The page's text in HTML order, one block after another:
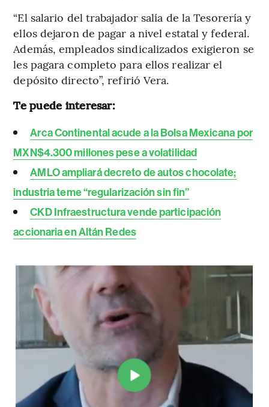
“El salario del trabajador salía de la Tesorería y
ellos dejaron de pagar a nivel estatal y federal.
Además, empleados sindicalizados exigieron se
les pagara completo para ellos realizar el
depósito directo”, refirió Vera.
Te puede interesar:
Arca Continental acude a la Bolsa Mexicana por
MXN$4.300 millones pese a volatilidad
AMLO ampliará decreto de autos chocolate;
industria teme “regularización sin fin”
CKD Infraestructura vende participación
accionaria en Altán Redes